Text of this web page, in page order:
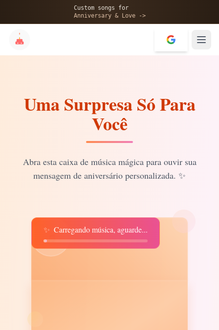
Custom songs for
Anniversary & Love ->
Uma Surpresa Só Para
Você
Abra esta caixa de música mágica para ouvir sua
mensagem de aniversário personalizada. ✨
♫
✨ Carregando música, aguarde...